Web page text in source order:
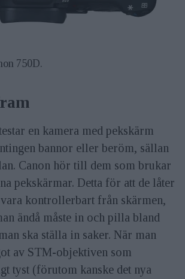
750D.
en kamera med pekskärm
bannor eller beröm, sällan
Canon hör till dem som brukar
pekskärmar. Detta för att de låter
vara kontrollerbart från skärmen,
ändå måste in och pilla bland
ska ställa in saker. När man
av STM-objektiven som
tyst (förutom kanske det nya